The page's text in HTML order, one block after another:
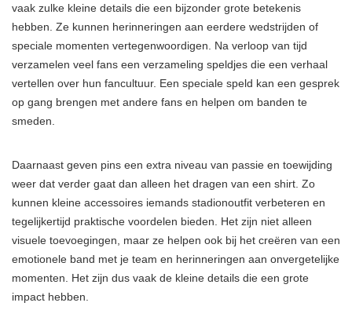
vaak zulke kleine details die een bijzonder grote betekenis
hebben. Ze kunnen herinneringen aan eerdere wedstrijden of
speciale momenten vertegenwoordigen. Na verloop van tijd
verzamelen veel fans een verzameling speldjes die een verhaal
vertellen over hun fancultuur. Een speciale speld kan een gesprek
op gang brengen met andere fans en helpen om banden te
smeden.
Daarnaast geven pins een extra niveau van passie en toewijding
weer dat verder gaat dan alleen het dragen van een shirt. Zo
kunnen kleine accessoires iemands stadionoutfit verbeteren en
tegelijkertijd praktische voordelen bieden. Het zijn niet alleen
visuele toevoegingen, maar ze helpen ook bij het creëren van een
emotionele band met je team en herinneringen aan onvergetelijke
momenten. Het zijn dus vaak de kleine details die een grote
impact hebben.